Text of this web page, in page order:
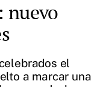
nuevo
el
a marcar una